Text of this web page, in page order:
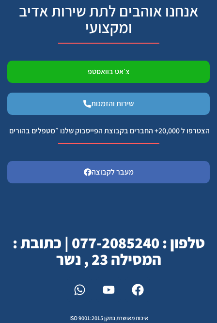
אנחנו אוהבים לתת שירות אדיב
ומקצועי
צ׳אט בוואסטפ
שירות והזמנות
הצטרפו ל 20,000+ החברים בקבוצת הפייסבוק שלנו ״מטפלים בהורים
מעבר לקבוצה
טלפון : 077-2085240 | כתובת :
המסילה 23 , נשר
איכות מאושרת בתקן ISO 9001:2015